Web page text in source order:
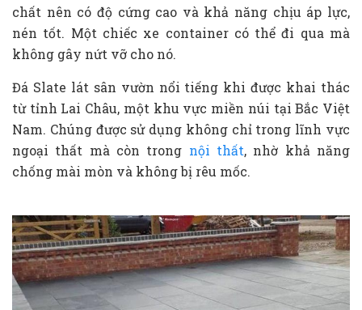
chất nên có độ cứng cao và khả năng chịu áp lực,
nén tốt. Một chiếc xe container có thể đi qua mà
không gây nứt vỡ cho nó.
Đá Slate lát sân vườn nổi tiếng khi được khai thác
từ tỉnh Lai Châu, một khu vực miền núi tại Bắc Việt
Nam. Chúng được sử dụng không chỉ trong lĩnh vực
ngoại thất mà còn trong nội thất, nhờ khả năng
chống mài mòn và không bị rêu mốc.